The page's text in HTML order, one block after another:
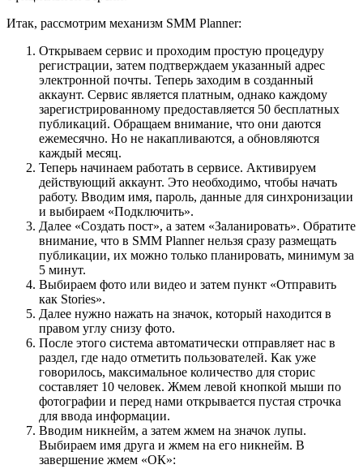
Итак, рассмотрим механизм SMM Planner:
Открываем сервис и проходим простую процедуру
регистрации, затем подтверждаем указанный адрес
электронной почты. Теперь заходим в созданный
аккаунт. Сервис является платным, однако каждому
зарегистрированному предоставляется 50 бесплатных
публикаций. Обращаем внимание, что они даются
ежемесячно. Но не накапливаются, а обновляются
каждый месяц.
Теперь начинаем работать в сервисе. Активируем
действующий аккаунт. Это необходимо, чтобы начать
работу. Вводим имя, пароль, данные для синхронизации
и выбираем «Подключить».
Далее «Создать пост», а затем «Заланировать». Обратите
внимание, что в SMM Planner нельзя сразу размещать
публикации, их можно только планировать, минимум за
5 минут.
Выбираем фото или видео и затем пункт «Отправить
как Stories».
Далее нужно нажать на значок, который находится в
правом углу снизу фото.
После этого система автоматически отправляет нас в
раздел, где надо отметить пользователей. Как уже
говорилось, максимальное количество для сторис
составляет 10 человек. Жмем левой кнопкой мыши по
фотографии и перед нами открывается пустая строчка
для ввода информации.
Вводим никнейм, а затем жмем на значок лупы.
Выбираем имя друга и жмем на его никнейм. В
завершение жмем «ОК»: